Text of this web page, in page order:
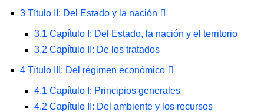
3 Título II: Del Estado y la nación
3.1 Capítulo I: Del Estado, la nación y el territorio
3.2 Capítulo II: De los tratados
4 Título III: Del régimen económico
4.1 Capítulo I: Principios generales
4.2 Capítulo II: Del ambiente y los recursos